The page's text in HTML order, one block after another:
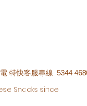
特快客服專線 5344
Snacks since